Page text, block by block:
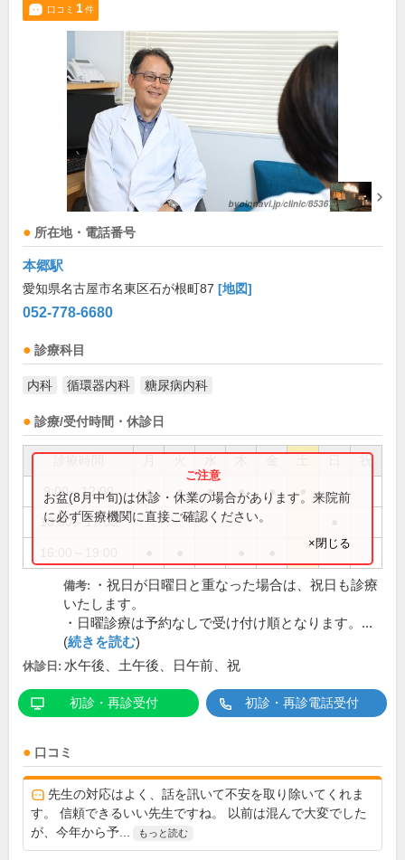
口コミ 1件
所在地・電話番号
本郷駅
愛知県名古屋市名東区石が根町87 [地図]
052-778-6680
診療科目
内科 循環器内科 糖尿病内科
診療/受付時間・休診日
祝
9:00～12:00 ● ● ● ● ●
13:00～17:00
お盆(8月中旬)は休診・休業の場合があります。来院前
に必ず医療機関に直接ご確認ください。
×閉じる
備考:
・祝日が日曜日と重なった場合は、祝日も診療
いたします。
・日曜診療は予約なしで受け付け順となります。...
(続きを読む)
休診日: 水午後、土午後、日午前、祝
初診・再診受付 初診・再診電話受付
口コミ
先生の対応はよく、話を訊いて不安を取り除いてくれま
す。 信頼できるいい先生ですね。 以前は混んで大変でした
が、今年から予...
もっと読む